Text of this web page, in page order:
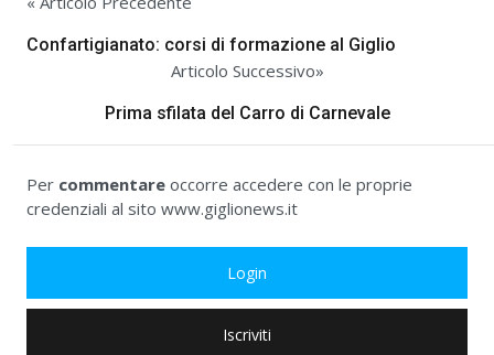
Confartigianato: corsi di formazione al Giglio
Articolo Successivo»
Prima sfilata del Carro di Carnevale
Per commentare occorre accedere con le proprie
credenziali al sito www.giglionews.it
Login
Iscriviti